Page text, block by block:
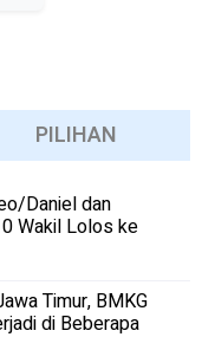
PILIHAN
Daniel dan
Wakil Lolos ke
Timur, BMKG
di Beberapa